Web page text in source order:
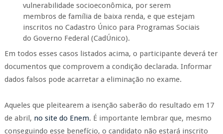
vulnerabilidade socioeconômica, por serem
membros de família de baixa renda, e que estejam
inscritos no Cadastro Único para Programas Sociais
do Governo Federal (CadÚnico).
Em todos esses casos listados acima, o participante deverá ter
documentos que comprovem a condição declarada. Informar
dados falsos pode acarretar a eliminação no exame.
Aqueles que pleitearem a isenção saberão do resultado em 17
de abril, no site do Enem. É importante lembrar que, mesmo
conseguindo esse benefício, o candidato não estará inscrito